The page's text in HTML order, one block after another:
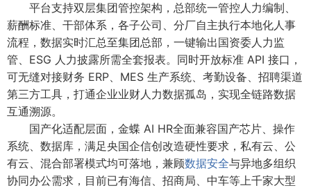
平台支持双层集团管控架构，总部统一管控人力编制、
薪酬标准、干部体系，各子公司、分厂自主执行本地化人事
流程，数据实时汇总至集团总部，一键输出国资委人力监
管、ESG 人力披露所需全套报表。同时开放标准 API 接口，
可无缝对接财务 ERP、MES 生产系统、考勤设备、招聘渠道
第三方工具，打通企业业财人力数据孤岛，实现全链路数据
互通溯源。
国产化适配层面，金蝶 AI HR全面兼容国产芯片、操作
系统、数据库，满足央国企信创改造硬性要求，私有云、公
有云、混合部署模式均可落地，兼顾数据安全与异地多组织
协同办公需求，目前已有海信、招商局、中车等上千家大型